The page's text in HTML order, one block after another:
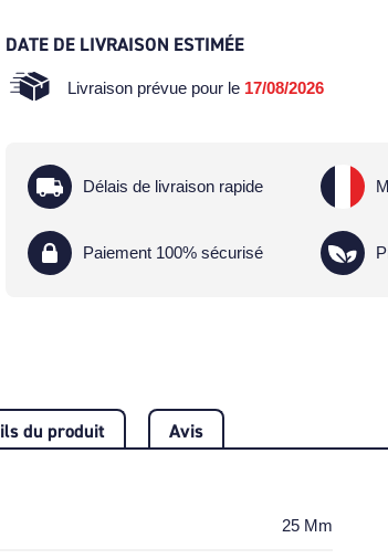
DATE DE LIVRAISON ESTIMÉE
Livraison prévue pour le 17/08/2026
Délais de livraison rapide
Paiement 100% sécurisé
du produit Avis
25 Mm